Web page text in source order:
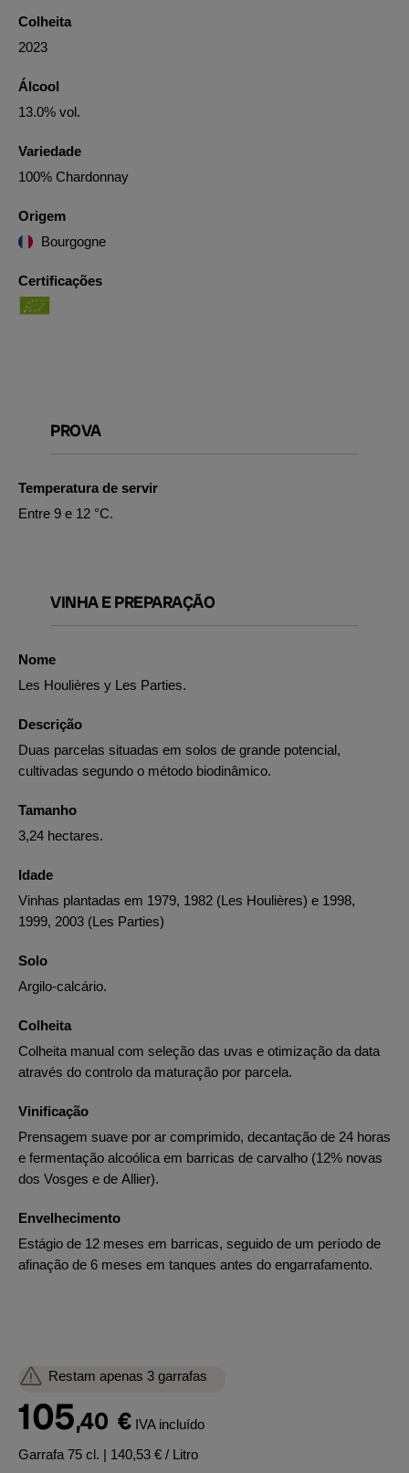
Colheita
2023
Álcool
13.0% vol.
Variedade
100% Chardonnay
Origem
Bourgogne
Certificações
PROVA
Temperatura de servir
Entre 9 e 12 °C.
VINHA E PREPARAÇÃO
Nome
Les Houlières y Les Parties.
Descrição
Duas parcelas situadas em solos de grande potencial,
cultivadas segundo o método biodinâmico.
Tamanho
3,24 hectares.
Idade
Vinhas plantadas em 1979, 1982 (Les Houlières) e 1998,
1999, 2003 (Les Parties)
Solo
Argilo-calcário.
Colheita
Colheita manual com seleção das uvas e otimização da data
através do controlo da maturação por parcela.
Vinificação
Prensagem suave por ar comprimido, decantação de 24 horas
e fermentação alcoólica em barricas de carvalho (12% novas
dos Vosges e de Allier).
Envelhecimento
Estágio de 12 meses em barricas, seguido de um período de
afinação de 6 meses em tanques antes do engarrafamento.
Restam apenas 3 garrafas
105,40 € IVA incluído
Garrafa 75 cl. | 140,53 € / Litro